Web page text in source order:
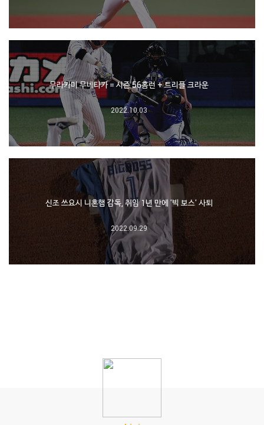
무라카미 무네타카 = 시즌 56홈런 + 트리플 크라운
2022.10.03
신조 쓰요시 니혼햄 감독, 취임 1년 만에 '빅 보스' 사퇴
2022.09.29